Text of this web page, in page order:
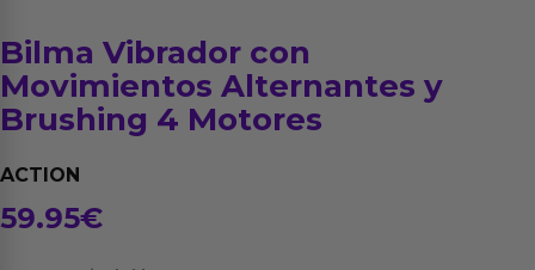
Bilma Vibrador con
Movimientos Alternantes y
Brushing 4 Motores
ACTION
59.95€